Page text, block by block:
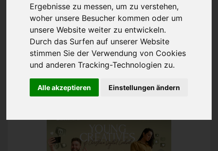
Ergebnisse zu messen, um zu verstehen,
woher unsere Besucher kommen oder um
unsere Website weiter zu entwickeln.
Durch das Surfen auf unserer Website
stimmen Sie der Verwendung von Cookies
und anderen Tracking-Technologien zu.
Alle akzeptieren Einstellungen ändern
2024 - Bewirb
jetzt dein Social-
Media-Projekt bis
31. Juli